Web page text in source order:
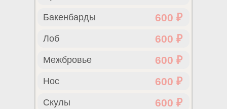
600 ₽
Бакенбарды
600 ₽
Лоб
600 ₽
Межбровье
600 ₽
Нос
Скулы 600 ₽